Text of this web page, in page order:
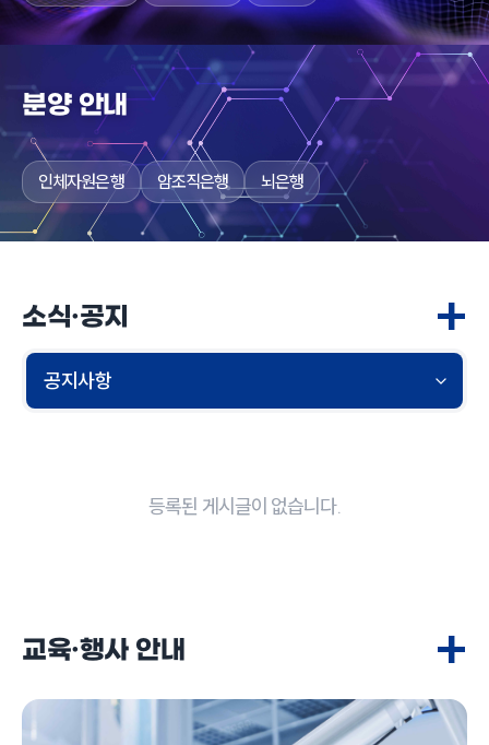
분양 안내
인체자원은행 암조직은행 뇌은행
소식·공지 +
등록된 게시글이 없습니다.
교육·행사 안내 +